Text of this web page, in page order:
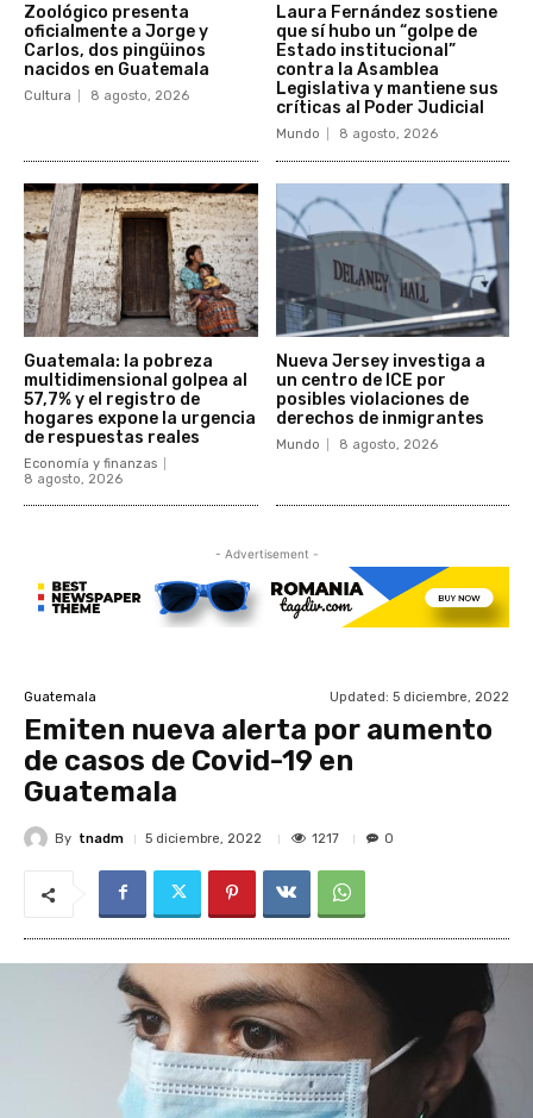
Zoológico presenta
oficialmente a Jorge y
Carlos, dos pingüinos
nacidos en Guatemala
Cultura 8 agosto, 2026
Laura Fernández sostiene
que sí hubo un “golpe de
Estado institucional”
contra la Asamblea
Legislativa y mantiene sus
críticas al Poder Judicial
Mundo 8 agosto, 2026
Guatemala: la pobreza
multidimensional golpea al
57,7% y el registro de
hogares expone la urgencia
de respuestas reales
Economía y finanzas
8 agosto, 2026
Nueva Jersey investiga a
un centro de ICE por
posibles violaciones de
derechos de inmigrantes
Mundo 8 agosto, 2026
- Advertisement -